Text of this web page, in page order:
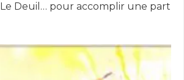
Le Deuil… pour accomplir une part